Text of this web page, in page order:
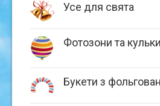
Усе для свята
Фотозони та кульки
Букети з